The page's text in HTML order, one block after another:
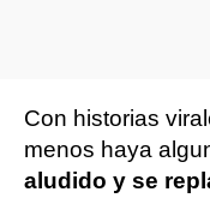
Con historias
menos haya
aludido y se